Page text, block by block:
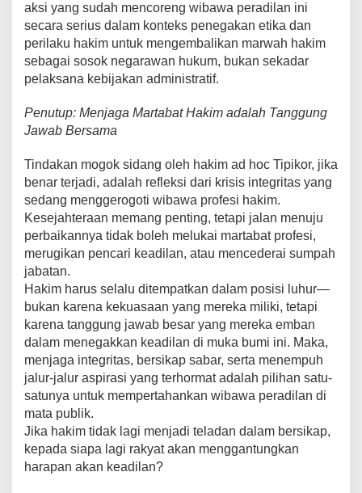
aksi yang sudah mencoreng wibawa peradilan ini
secara serius dalam konteks penegakan etika dan
perilaku hakim untuk mengembalikan marwah hakim
sebagai sosok negarawan hukum, bukan sekadar
pelaksana kebijakan administratif.
Penutup: Menjaga Martabat Hakim adalah Tanggung
Jawab Bersama
Tindakan mogok sidang oleh hakim ad hoc Tipikor, jika
benar terjadi, adalah refleksi dari krisis integritas yang
sedang menggerogoti wibawa profesi hakim.
Kesejahteraan memang penting, tetapi jalan menuju
perbaikannya tidak boleh melukai martabat profesi,
merugikan pencari keadilan, atau mencederai sumpah
jabatan.
Hakim harus selalu ditempatkan dalam posisi luhur—
bukan karena kekuasaan yang mereka miliki, tetapi
karena tanggung jawab besar yang mereka emban
dalam menegakkan keadilan di muka bumi ini. Maka,
menjaga integritas, bersikap sabar, serta menempuh
jalur-jalur aspirasi yang terhormat adalah pilihan satu-
satunya untuk mempertahankan wibawa peradilan di
mata publik.
Jika hakim tidak lagi menjadi teladan dalam bersikap,
kepada siapa lagi rakyat akan menggantungkan
harapan akan keadilan?